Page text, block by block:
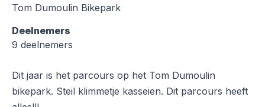
Tom Dumoulin Bikepark
Deelnemers
9 deelnemers
Dit jaar is het parcours op het Tom Dumoulin
bikepark. Steil klimmetje kasseien. Dit parcours heeft